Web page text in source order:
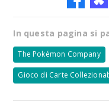
In questa pagina si
The Pokémon Company
Gioco di Carte